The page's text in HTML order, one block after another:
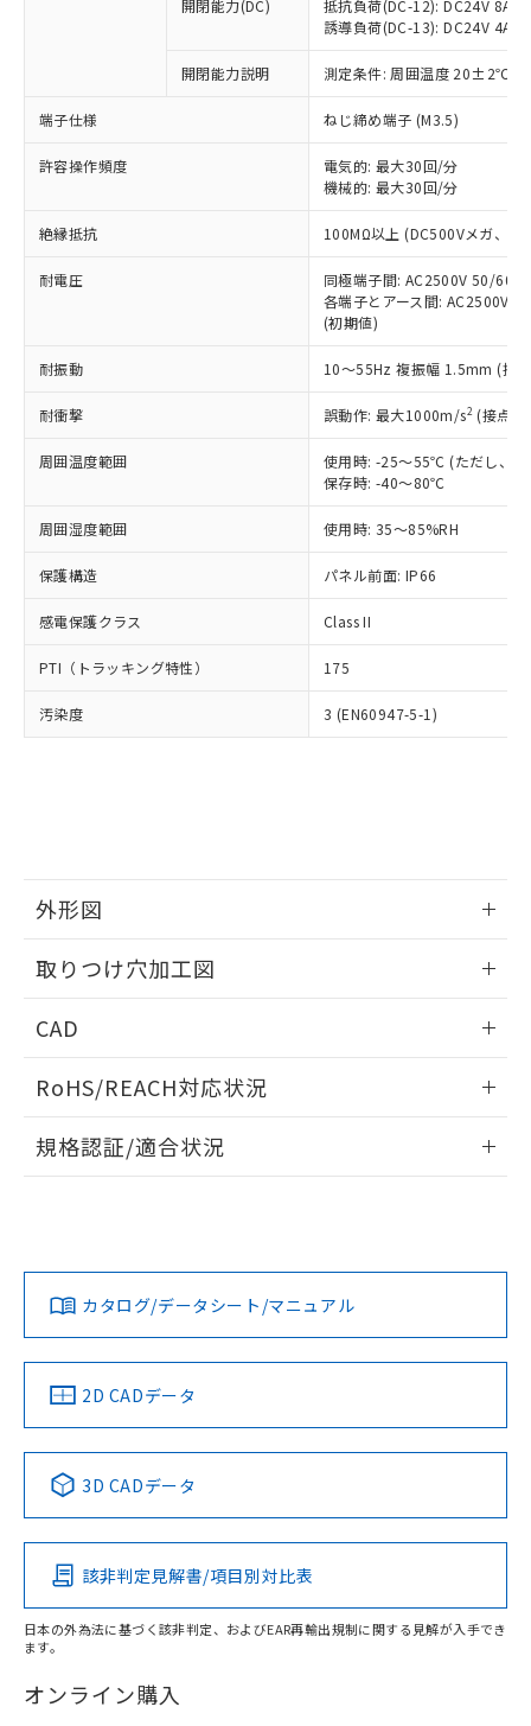
開閉能力(DC)
抵抗負荷(DC-12): DC24V 8A/
誘導負荷(DC-13): DC24V 4A/
開閉能力説明 測定条件: 周囲温度 20±2℃、
端子仕様 ねじ締め端子 (M3.5)
許容操作頻度
電気的: 最大30回/分
機械的: 最大30回/分
絶縁抵抗 100MΩ以上 (DC500Vメガ、点
耐電圧
同極端子間: AC2500V 50/
各端子とアース間: AC2500V
(初期値)
耐振動 10～55Hz 複振幅 1.5mm (接
耐衝撃 誤動作: 最大1000m/s2 (接点
周囲温度範囲
使用時: -25～55℃ (ただし、氷
保存時: -40～80℃
周囲湿度範囲 使用時: 35～85%RH
保護構造 パネル前面: IP66
感電保護クラス Class II
PTI（トラッキング特性） 175
汚染度 3 (EN60947-5-1)
外形図
取りつけ穴加工図
CAD
ドすることができます。
ログイン/会員登録
ダウンロードデータをご利用いただく前に、以下を必ずお読
みください。
ソフトウェアの使用条件
RoHS/REACH対応状況
EU RoHS 注意事項・凡例
対応済み
中国 RoHS 注意事項・凡例
Pb Hg Cd Cr(VI)
O
在庫等で未対応品が混在する可能性があります。
規格認証/適合状況
カタログ/データシート/マニュアル
2D CADデータ
3D CADデータ
該非判定見解書/項目別対比表
日本の外為法に基づく該非判定、およびEAR再輸出規制に関する見解が入手でき
ます。
オンライン購入
ことをご了承ください。
在庫状況および標準価格照会結果は、
記載している更新日時点での社内デー
タに基づき作成されるものであり、閲
覧された時点での実際の在庫および標
準価格とは異なる場合があることをご
正式な納期状況および標準価格はお客
様のお取引先、またはお客様担当のオ
ムロン制御機器販売店・当社販売員に
オムロン制御機器販売店や当社販売拠
販売ネットワーク
」をご確認
在庫状況および標準価格結果を当社の
事前の承諾なく第三者に漏洩または開
示しないようお願いします。
マイパーツ機能（部品リスト作成サー
ビス）をご利用いただくには、I-Web
メンバーズにご登録されている必要が
お客様が当ウェブサイト上で当社にご
登録された部品リストについて、当社
および当社の共同利用者が、当社の製
品・サービスに関するお客様との取
引・商談に必要な範囲で利用すること
をご了承ください。
※当社の共同利用者とは、"個人情報
の「1.共同利
用者の範囲」に記載されている法人を
むを得ず変更することがあります。
*EU RoHS指令（10物質）：
鉛(Pb) 1000ppm以下、 水銀(Hg) 1000ppm以下、 カド
ミウム(Cd) 100ppm以下、
六価クロム(Cr(Ⅵ)) 1000ppm以下、ポリ臭化ビフェニル
類(PBB) 1000ppm以下、ポリ臭化ジフェニルエーテル類
(PBDE) 1000ppm以下、フタル酸ビス(2-エチルヘキシ
ル) (DEHP)(別名：DOP) 1000ppm以下、フタル酸ブチ
(DIBP) 1000ppm以下
但し、RoHS指令で産業用監視および制御機器に対する
フタル酸エステル類の４物質については閾値を超える意
図的な使用がないことを確認しています。
部品在庫の切り替え状況などにより、予定
月が前後することがあります。
※3 非含有証明書ダウンロード
下記の非含有証明書をダウンロードするこ
とができます。
EU RoHS指令（10物質）の非含有証明書
51物質の非含有証明書（当社基準）
※本証明書は発行日時点で非含有を証明す
欄に対応日を記載しておりました。
既に当社にて対応品への在庫切替を完了
り、2022年1月12日より割愛しておりま
す。
「－」：未確認です。当社販売部門へお問
*中国RoHS10物質の基準値 (GB/T26572)：
Pb(鉛) :1000ppm、 Hg(水銀) : 1000ppm、 Cd(カドミウ
ニル類) : 1000ppm、 PBDEs(ポリ臭化ジフェニルエーテ
DBP(フタル酸ジブチル) : 1000ppm、 DIBP(フタル酸ジ
イソブチル) : 1000ppm、 BBP(フタル酸ブチルベンジ
ル) : 1000ppm、
DEHP(フタル酸ビス(2-エチルヘキシル)) : 1000ppm
「ｅ」：有害物質（10物質）のすべてが基
準値以下であることを示します。
「10」：通常の使用状況下において有害物
質が外部に漏えいし、環境に深刻な影響を
及ぼさない年数を意味します。
「－」：未確認です。当社販売部門へお問
い合わせください。
当社は、これら貴社製品のうち、外国
為替および外国貿易法に定める商品
（以下｢規制貨物等」という）を輸出
または国外への提供する場合は、日本
国政府の輸出許可(または役務取引許
可)を取得するなどの必要な手続きを
当社は規制貨物を破棄する場合は、完
全に破砕するなど、違法に輸出されな
いよう必要な手段を講じます。
当社は貴社製品を、核兵器、ミサイ
ル、化学兵器、生物兵器またはその他
武器並びにこれらの製造装置等に一切
当社は、貴社製品を第三者に販売する
場合は、上記1、2および3の内容を当
該第三者に通知します。また当社は、
販売先および販売に係わる関係者が違
法に輸出するおそれがある場合は、取
り引きをいたしません。
○ 一定数以上の在庫あり
一定数には満たないが在庫あり
在庫なし(最新の在庫状況につ
いては、お客様のお取引先、ま
たはお客様担当のオムロン制御
機器販売店・当社販売員にご確
白
受注生産機種、また在庫状況の
情報を公開していない機種